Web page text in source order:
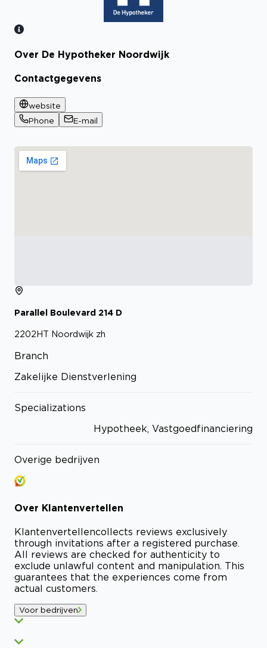
Bekijk certificaat
Over De Hypotheker Noordwijk
Contactgegevens
website
Phone
E-mail
Parallel Boulevard 214 D
2202HT Noordwijk zh
Branch
Zakelijke Dienstverlening
Specializations
Hypotheek, Vastgoedfinanciering
Overige bedrijven
Over Klantenvertellen
Klantenvertellencollects reviews exclusively
through invitations after a registered purchase.
All reviews are checked for authenticity to
exclude unlawful content and manipulation. This
guarantees that the experiences come from
actual customers.
Voor bedrijven